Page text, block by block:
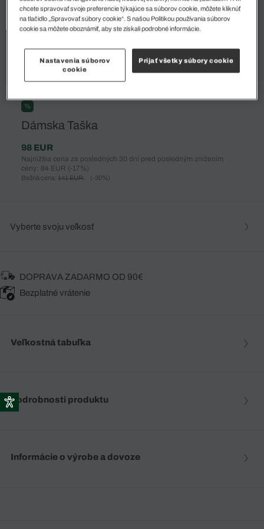
%
Dámska Taška
98 EUR
Najnižšia cena za posledných 30 dní pred posledným znížením
ceny: 84 EUR (-17%)
Bežná cena: 141 EUR (-30%)
Vyberte svoju veľkosť
DOPRAVA ZADARMO OD 90€
Bezplatné vrátenie
Veľkostná tabuľka
Podrobnosti produktu
Informácie o výrobe a dovoze
chcete spravovať svoje preferencie týkajúce sa súborov cookie, môžete kliknúť
na tlačidlo „Spravovať súbory cookie“. S našou Politikou používania súborov
cookie sa môžete oboznámiť, aby ste získali podrobné informácie.
Nastavenia súborov
cookie
Prijať všetky súbory cookie